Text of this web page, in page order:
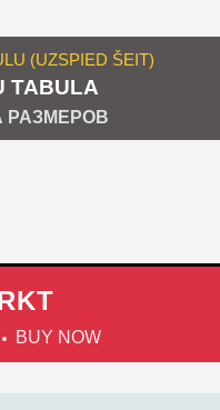
(UZSPIED ŠEIT)
TABULA
РАЗМЕРОВ
BUY NOW